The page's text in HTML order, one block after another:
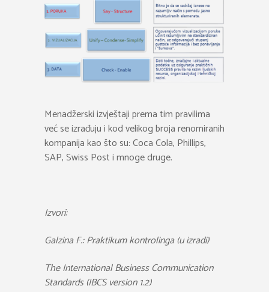
Menadžerski izvještaji prema tim pravilima
već se izrađuju i kod velikog broja renomiranih
kompanija kao što su: Coca Cola, Phillips,
SAP, Swiss Post i mnoge druge.
Izvori:
Galzina F.: Praktikum kontrolinga (u izradi)
The International Business Communication
Standards (IBCS version 1.2)